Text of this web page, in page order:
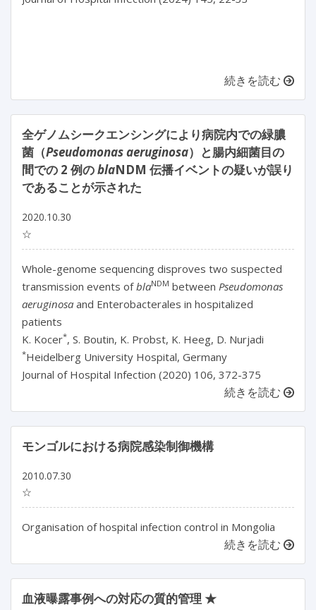
続きを読む
全ゲノムシークエンシングにより病院内での緑膿
菌（Pseudomonas aeruginosa）と腸内細菌目の
間での 2 例のblaNDM 伝播イベントの疑いが誤り
であることが示された
2020.10.30
☆
Whole-genome sequencing disproves two suspected
transmission events ofblaNDM between Pseudomonas
aeruginosa and Enterobacterales in hospitalized
patients
K. Kocer*, S. Boutin, K. Probst, K. Heeg, D. Nurjadi
*Heidelberg University Hospital, Germany
Journal of Hospital Infection (2020) 106, 372-375
続きを読む
モンゴルにおける病院感染制御機構
2010.07.30
☆
Organisation of hospital infection control in Mongolia
続きを読む
血液曝露事例への対応の質的管理 ★